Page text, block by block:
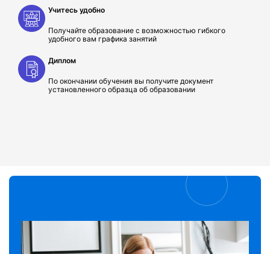
Учитесь удобно
Получайте образование с возможностью гибкого
удобного вам графика занятий
Диплом
По окончании обучения вы получите документ
установленного образца об образовании